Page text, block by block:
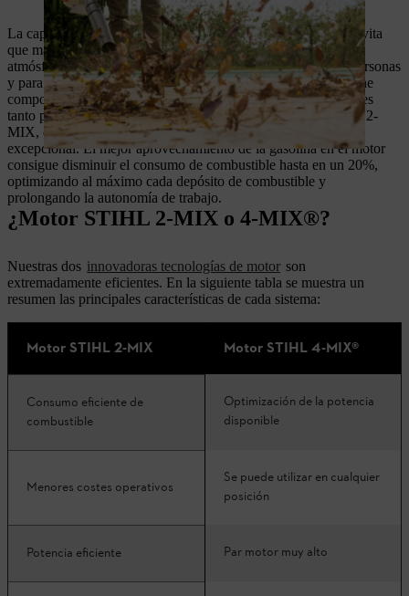
La capa de aire limpio de aire que barre los gases quemados evita
que más de un 80% de la mezcla sin quemar se escape a la
atmósfera. Se reducen las emisiones contaminantes para las personas
y para el medio ambiente, ya que la mezcla sin quemar contiene
componentes derivados de la gasolina que resultan perjudiciales
tanto para el entorno como para los usuarios. El motor STIHL 2-
MIX, con un diseño ligero, ofrece también un rendimiento
excepcional. El mejor aprovechamiento de la gasolina en el motor
consigue disminuir el consumo de combustible hasta en un 20%,
optimizando al máximo cada depósito de combustible y
prolongando la autonomía de trabajo.
¿Motor STIHL 2-MIX o 4-MIX®?
Nuestras dos innovadoras tecnologías de motor son
extremadamente eficientes. En la siguiente tabla se muestra un
resumen las principales características de cada sistema:
Motor STIHL 2-MIX Motor STIHL 4-MIX®
Consumo eficiente de
combustible
Optimización de la potencia
disponible
Menores costes operativos
Se puede utilizar en cualquier
posición
Potencia eficiente Par motor muy alto